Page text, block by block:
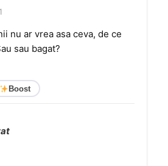
nu ar vrea asa ceva, de ce
sau bagat?
Boost